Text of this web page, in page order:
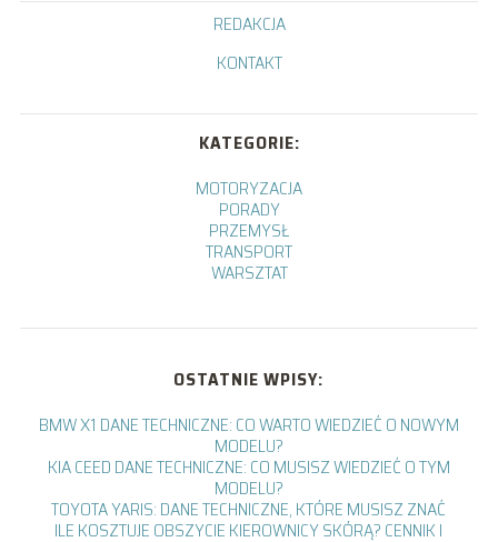
REDAKCJA
KONTAKT
KATEGORIE:
MOTORYZACJA
PORADY
PRZEMYSŁ
TRANSPORT
WARSZTAT
OSTATNIE WPISY:
BMW X1 DANE TECHNICZNE: CO WARTO WIEDZIEĆ O NOWYM
MODELU?
KIA CEED DANE TECHNICZNE: CO MUSISZ WIEDZIEĆ O TYM
MODELU?
TOYOTA YARIS: DANE TECHNICZNE, KTÓRE MUSISZ ZNAĆ
ILE KOSZTUJE OBSZYCIE KIEROWNICY SKÓRĄ? CENNIK I